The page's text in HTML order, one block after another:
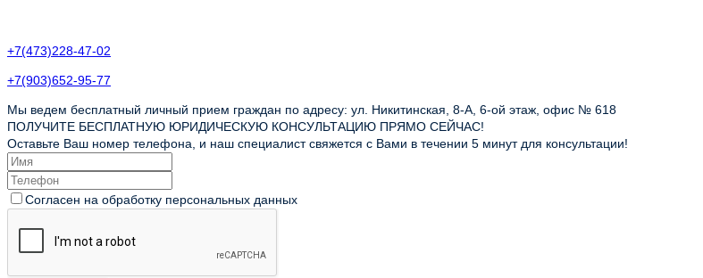
+7(473)228-47-02
+7(903)652-95-77
Мы ведем бесплатный личный прием граждан по адресу: ул. Никитинская, 8-А, 6-ой этаж, офис № 618
ПОЛУЧИТЕ БЕСПЛАТНУЮ ЮРИДИЧЕСКУЮ КОНСУЛЬТАЦИЮ ПРЯМО СЕЙЧАС!
Оставьте Ваш номер телефона, и наш специалист свяжется с Вами в течении 5 минут для консультации!
Согласен на обработку персональных данных